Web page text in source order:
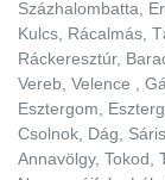
Százhalombatta,
Kulcs, Rácalmás,
Ráckeresztúr,
Vereb, Velence ,
Esztergom,
Csolnok, Dág,
Annavölgy, Tokod,